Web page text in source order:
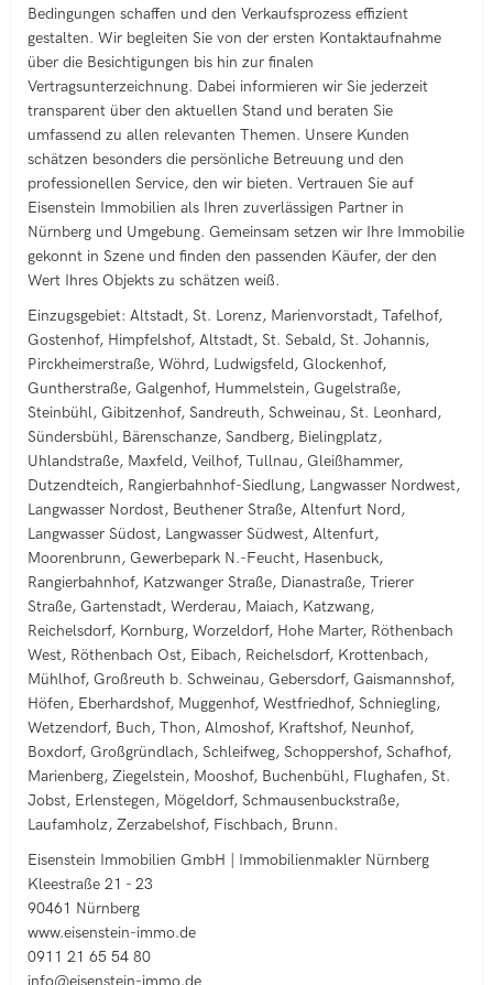
Bedingungen schaffen und den Verkaufsprozess effizient
gestalten. Wir begleiten Sie von der ersten Kontaktaufnahme
über die Besichtigungen bis hin zur finalen
Vertragsunterzeichnung. Dabei informieren wir Sie jederzeit
transparent über den aktuellen Stand und beraten Sie
umfassend zu allen relevanten Themen. Unsere Kunden
schätzen besonders die persönliche Betreuung und den
professionellen Service, den wir bieten. Vertrauen Sie auf
Eisenstein Immobilien als Ihren zuverlässigen Partner in
Nürnberg und Umgebung. Gemeinsam setzen wir Ihre Immobilie
gekonnt in Szene und finden den passenden Käufer, der den
Wert Ihres Objekts zu schätzen weiß.
Einzugsgebiet: Altstadt, St. Lorenz, Marienvorstadt, Tafelhof,
Gostenhof, Himpfelshof, Altstadt, St. Sebald, St. Johannis,
Pirckheimerstraße, Wöhrd, Ludwigsfeld, Glockenhof,
Guntherstraße, Galgenhof, Hummelstein, Gugelstraße,
Steinbühl, Gibitzenhof, Sandreuth, Schweinau, St. Leonhard,
Sündersbühl, Bärenschanze, Sandberg, Bielingplatz,
Uhlandstraße, Maxfeld, Veilhof, Tullnau, Gleißhammer,
Dutzendteich, Rangierbahnhof-Siedlung, Langwasser Nordwest,
Langwasser Nordost, Beuthener Straße, Altenfurt Nord,
Langwasser Südost, Langwasser Südwest, Altenfurt,
Moorenbrunn, Gewerbepark N.-Feucht, Hasenbuck,
Rangierbahnhof, Katzwanger Straße, Dianastraße, Trierer
Straße, Gartenstadt, Werderau, Maiach, Katzwang,
Reichelsdorf, Kornburg, Worzeldorf, Hohe Marter, Röthenbach
West, Röthenbach Ost, Eibach, Reichelsdorf, Krottenbach,
Mühlhof, Großreuth b. Schweinau, Gebersdorf, Gaismannshof,
Höfen, Eberhardshof, Muggenhof, Westfriedhof, Schniegling,
Wetzendorf, Buch, Thon, Almoshof, Kraftshof, Neunhof,
Boxdorf, Großgründlach, Schleifweg, Schoppershof, Schafhof,
Marienberg, Ziegelstein, Mooshof, Buchenbühl, Flughafen, St.
Jobst, Erlenstegen, Mögeldorf, Schmausenbuckstraße,
Laufamholz, Zerzabelshof, Fischbach, Brunn.
Eisenstein Immobilien GmbH | Immobilienmakler Nürnberg
Kleestraße 21 - 23
90461 Nürnberg
www.eisenstein-immo.de
0911 21 65 54 80
info@eisenstein-immo.de